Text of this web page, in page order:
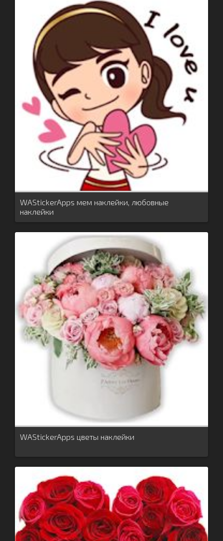
WAStickerApps мем наклейки, любовные
наклейки
WAStickerApps цветы наклейки